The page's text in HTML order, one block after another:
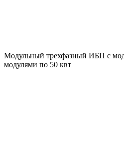
Модульный трехфазный ИБП с
модулями по 50 квт